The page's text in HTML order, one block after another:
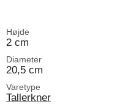
Højde
2 cm
Diameter
20,5 cm
Varetype
Tallerkner